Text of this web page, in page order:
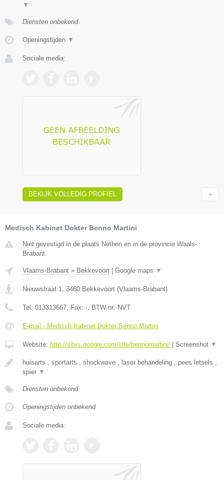
▼
Diensten onbekend
Openingstijden ▼
Sociale media:
BEKIJK VOLLEDIG PROFIEL
Medisch Kabinet Dokter Benno Martini
Niet gevestigd in de plaats Nethen en in de provincie Waals-
Brabant.
Vlaams-Brabant » Bekkevoort Google maps ▼
Nieuwstraat 1, 3460 Bekkevoort (Vlaams-Brabant)
Tel: 013313667, Fax: -, BTW-nr: NVT
E-mail › Medisch Kabinet Dokter Benno Martini
Website: http://sites.google.com/site/bennomartini/ Screenshot ▼
huisarts , sportarts , shockwave , laser behandeling , pees letsels ,
spier ▼
Diensten onbekend
Openingstijden onbekend
Sociale media: